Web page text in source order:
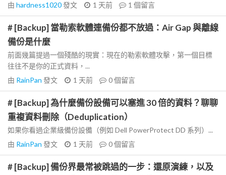
由 hardness1020發文 1 天前 1 個留言
# [Backup] 當勒索軟體連備份都不放過：Air Gap 與離線
備份是什麼
前面幾篇提過一個殘酷的現實：現在的勒索軟體攻擊，第一個目標
往往不是你的正式資料，...
由 RainPan 發文 1 天前 0個留言
# [Backup] 為什麼備份設備可以塞進 30 倍的資料？聊聊
重複資料刪除（Deduplication）
如果你看過企業級備份設備（例如 Dell PowerProtect DD 系列）...
由 RainPan 發文 1 天前 0個留言
# [Backup] 備份界最常被跳過的一步：還原演練，以及